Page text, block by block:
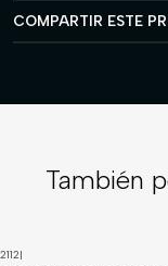
COMPARTIR ESTE
También
2112|